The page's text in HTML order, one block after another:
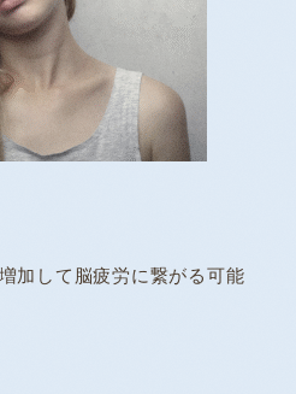
加して脳疲労に繋がる可能